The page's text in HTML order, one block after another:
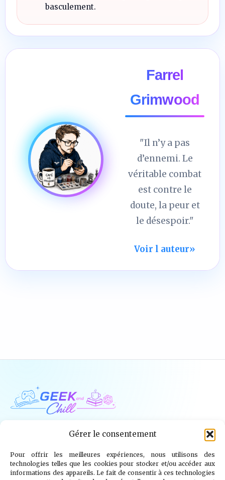
Gérer le consentement
Pour offrir les meilleures expériences, nous utilisons des
technologies telles que les cookies pour stocker et/ou accéder aux
informations des appareils. Le fait de consentir à ces technologies
basculement.
Farrel
Grimwood
"Il n’y a pas
d’ennemi. Le
véritable combat
est contre le
doute, la peur et
le désespoir."
Voir l auteur»
Jeux Vidéo Tech Tabletop Livres